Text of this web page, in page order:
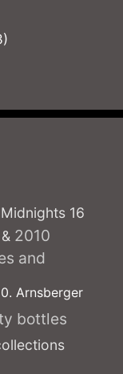
16
& 2010
and
Arnsberger
bottles